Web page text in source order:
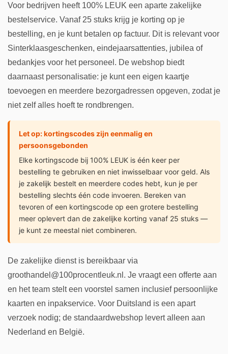
Voor bedrijven heeft 100% LEUK een aparte zakelijke
bestelservice. Vanaf 25 stuks krijg je korting op je
bestelling, en je kunt betalen op factuur. Dit is relevant voor
Sinterklaasgeschenken, eindejaarsattenties, jubilea of
bedankjes voor het personeel. De webshop biedt
daarnaast personalisatie: je kunt een eigen kaartje
toevoegen en meerdere bezorgadressen opgeven, zodat je
niet zelf alles hoeft te rondbrengen.
Let op: kortingscodes zijn eenmalig en
persoonsgebonden
Elke kortingscode bij 100% LEUK is één keer per
bestelling te gebruiken en niet inwisselbaar voor geld. Als
je zakelijk bestelt en meerdere codes hebt, kun je per
bestelling slechts één code invoeren. Bereken van
tevoren of een kortingscode op een grotere bestelling
meer oplevert dan de zakelijke korting vanaf 25 stuks —
je kunt ze meestal niet combineren.
De zakelijke dienst is bereikbaar via
groothandel@100procentleuk.nl. Je vraagt een offerte aan
en het team stelt een voorstel samen inclusief persoonlijke
kaarten en inpakservice. Voor Duitsland is een apart
verzoek nodig; de standaardwebshop levert alleen aan
Nederland en België.